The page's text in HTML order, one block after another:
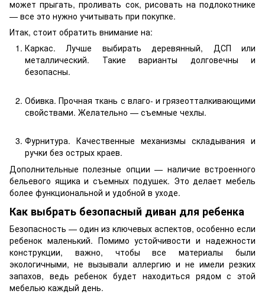
может прыгать, проливать сок, рисовать на подлокотнике
— все это нужно учитывать при покупке.
Итак, стоит обратить внимание на:
Каркас. Лучше выбирать деревянный, ДСП или
металлический. Такие варианты долговечны и
безопасны.
Обивка. Прочная ткань с влаго- и грязеотталкивающими
свойствами. Желательно — съемные чехлы.
Фурнитура. Качественные механизмы складывания и
ручки без острых краев.
Дополнительные полезные опции — наличие встроенного
бельевого ящика и съемных подушек. Это делает мебель
более функциональной и удобной в уходе.
Как выбрать безопасный диван для ребенка
Безопасность — один из ключевых аспектов, особенно если
ребенок маленький. Помимо устойчивости и надежности
конструкции, важно, чтобы все материалы были
экологичными, не вызывали аллергию и не имели резких
запахов, ведь ребенок будет находиться рядом с этой
мебелью каждый день.